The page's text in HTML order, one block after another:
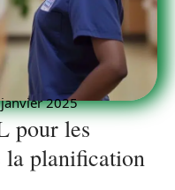
2025
pour les
planification